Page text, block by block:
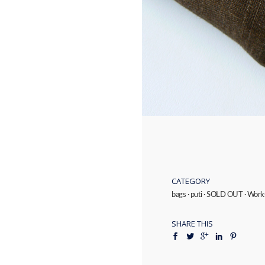
CATEGORY
bags · puti·SOLD OUT ·
SHARE THIS